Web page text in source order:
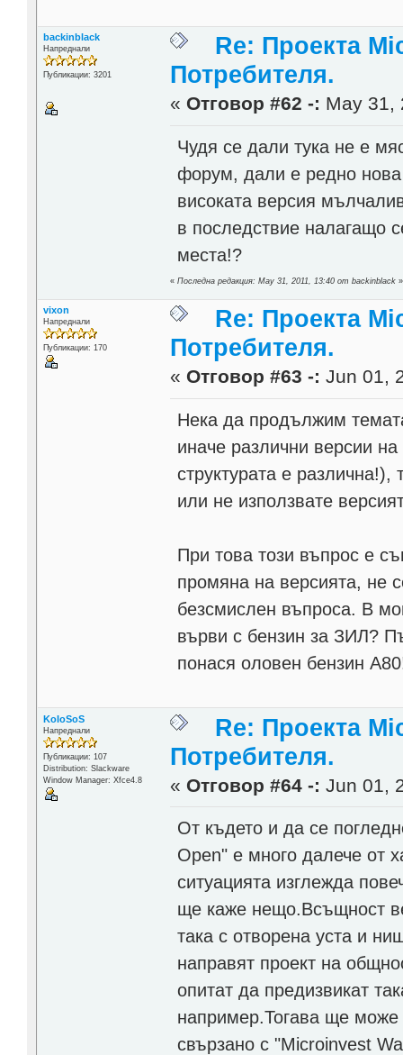
backinblack
Напреднали
Публикации: 3201
Re: Проекта
Потребителя.
« Отговор #62 -: May 31,
Чудя се дали тука не е
форум, дали е редно нова
високата версия
в последствие налагащо
места!?
«Последна редакция: May 31, 2011, 13:40 от backinblack »
vixon
Напреднали
Публикации: 170
Re: Проекта
Потребителя.
« Отговор #63 -: Jun 01,
Нека да продължим
иначе различни версии
структурата е
или не използвате
При това този въпрос е
промяна на версията, не
безсмислен въпроса. В
върви с бензин за ЗИЛ?
понася оловен бензин
KoIoSoS
Напреднали
Публикации: 107
Distribution: Slackware
Window Manager: Xfce4.8
Re: Проекта
Потребителя.
« Отговор #64 -: Jun 01,
От където и да се
Open" е много далече от
ситуацията изглежда
ще каже нещо.Всъщност
така с отворена уста и
направят проект на
опитат да предизвикат
например.Тогава ще може
свързано с "Microinvest